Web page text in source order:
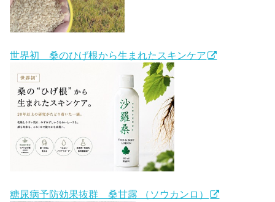
世界初 桑のひげ根から生まれたスキンケア
糖尿病予防効果抜群 桑甘露 （ソウカンロ）